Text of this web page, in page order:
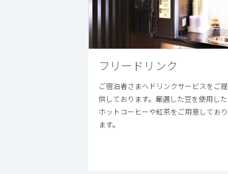
フリードリンク
ご宿泊者さまへドリンクサービスをご提
供しております。厳選した豆を使用した
ホットコーヒーや紅茶をご用意しており
ます。